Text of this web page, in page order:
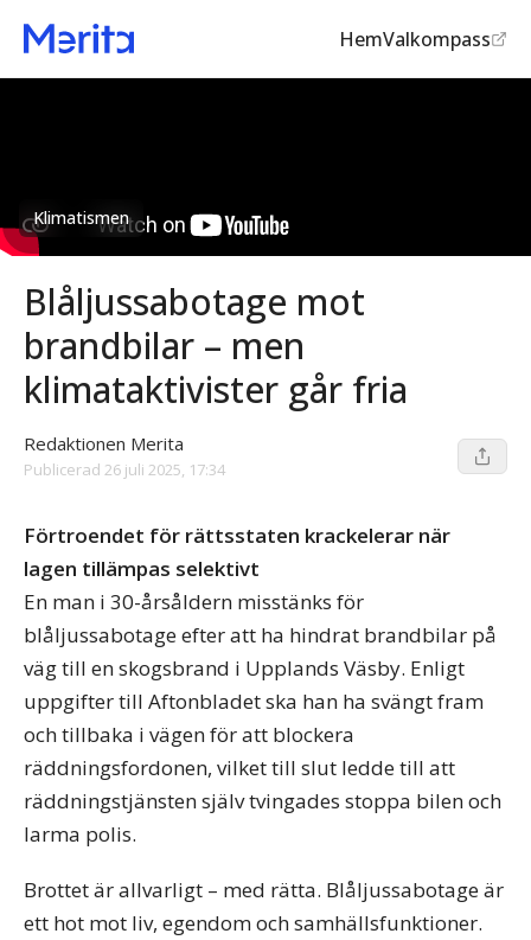
HemValkompass
Klimatismen
Blåljussabotage mot
brandbilar – men
klimataktivister går fria
Redaktionen Merita
Publicerad 26 juli 2025, 17:34
Förtroendet för rättsstaten krackelerar när
lagen tillämpas selektivt
En man i 30-årsåldern misstänks för
blåljussabotage efter att ha hindrat brandbilar på
väg till en skogsbrand i Upplands Väsby. Enligt
uppgifter till Aftonbladet ska han ha svängt fram
och tillbaka i vägen för att blockera
räddningsfordonen, vilket till slut ledde till att
räddningstjänsten själv tvingades stoppa bilen och
larma polis.
Brottet är allvarligt – med rätta. Blåljussabotage är
ett hot mot liv, egendom och samhällsfunktioner.